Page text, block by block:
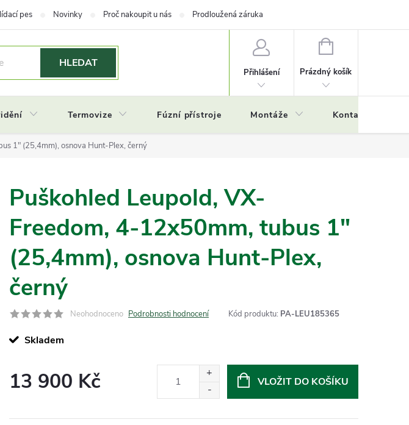
pes Novinky Proč nakoupit u nás Prodloužená záruka
HLEDAT
Přihlášení
NÁKUPNÍ
Prázdný košík
Termovize Fúzní přístroje Montáže Kontakty
1" (25,4mm), osnova Hunt-Plex, černý
Puškohled Leupold, VX-
Freedom, 4-12x50mm, tubus 1"
(25,4mm), osnova Hunt-Plex,
černý
Neohodnoceno Podrobnosti hodnocení Kód produktu: PA-LEU185365
Skladem
13 900 Kč VLOŽIT DO KOŠÍKU